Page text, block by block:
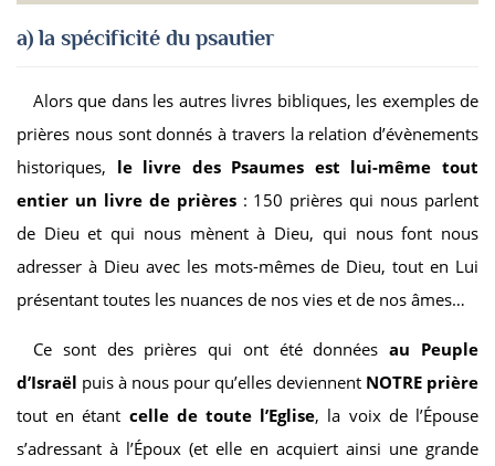
a) la spécificité du psautier
Alors que dans les autres livres bibliques, les exemples de
prières nous sont donnés à travers la relation d’évènements
historiques, le livre des Psaumes est lui-même tout
entier un livre de prières: 150 prières qui nous parlent
de Dieu et qui nous mènent à Dieu, qui nous font nous
adresser à Dieu avec les mots-mêmes de Dieu, tout en Lui
présentant toutes les nuances de nos vies et de nos âmes…
Ce sont des prières qui ont été donnéesau Peuple
d’Israël puis à nous pour qu’elles deviennent NOTRE prière
tout en étant celle de toute l’Eglise, la voix de l’Épouse
s’adressant à l’Époux (et elle en acquiert ainsi une grande